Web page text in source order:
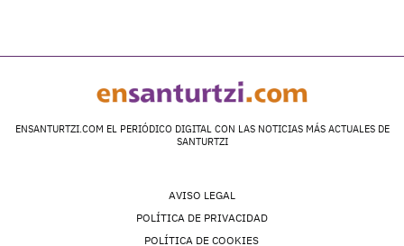
ENSANTURTZI.COM EL PERIÓDICO DIGITAL CON LAS NOTICIAS MÁS ACTUALES DE
SANTURTZI
AVISO LEGAL
POLÍTICA DE PRIVACIDAD
POLÍTICA DE COOKIES